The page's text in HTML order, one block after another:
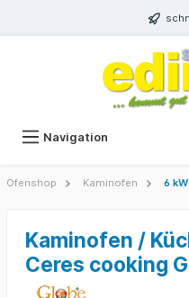
Navigation
Ofenshop Kaminofen 6 kW
Kaminofen /
Ceres cooking